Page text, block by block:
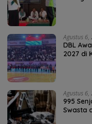
Agustus 6,
DBL
2027 di
Agustus 6,
995
Swasta